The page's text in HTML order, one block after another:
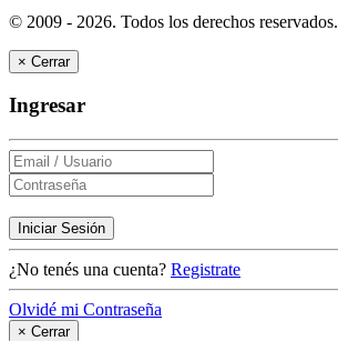
© 2009 - 2026. Todos los derechos reservados.
× Cerrar
Ingresar
Iniciar Sesión
¿No tenés una cuenta? Registrate
Olvidé mi Contraseña
× Cerrar